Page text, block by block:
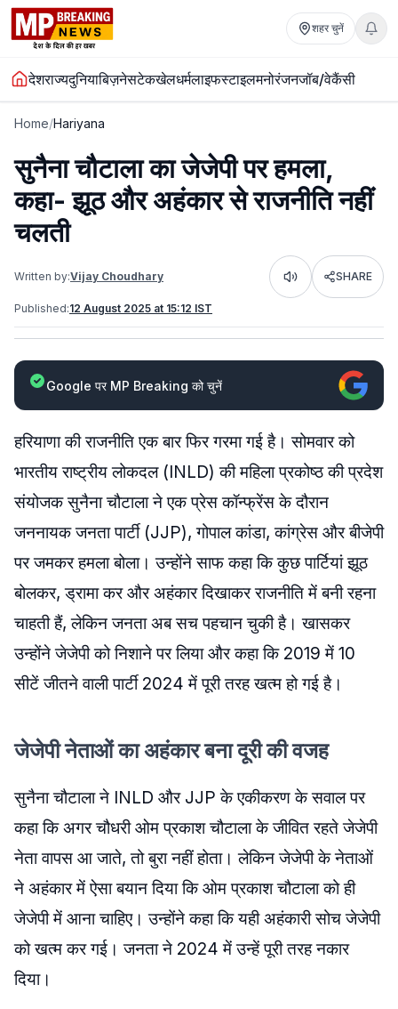
शहर चुनें
देशराज्यदुनियाबिज़नेसटेकखेलधर्मलाइफस्टाइलमनोरंजनजॉब/वेकैंसी
Home/Hariyana
सुनैना चौटाला का जेजेपी पर हमला,
कहा- झूठ और अहंकार से राजनीति नहीं
चलती
Written by:Vijay Choudhary Listen SHARE
Published:12 August 2025 at 15:12 IST
Google पर MP Breaking को चुनें
हरियाणा की राजनीति एक बार फिर गरमा गई है। सोमवार को
भारतीय राष्ट्रीय लोकदल (INLD) की महिला प्रकोष्ठ की प्रदेश
संयोजक सुनैना चौटाला ने एक प्रेस कॉन्फ्रेंस के दौरान
जननायक जनता पार्टी (JJP), गोपाल कांडा, कांग्रेस और बीजेपी
पर जमकर हमला बोला। उन्होंने साफ कहा कि कुछ पार्टियां झूठ
बोलकर, ड्रामा कर और अहंकार दिखाकर राजनीति में बनी रहना
चाहती हैं, लेकिन जनता अब सच पहचान चुकी है। खासकर
उन्होंने जेजेपी को निशाने पर लिया और कहा कि 2019 में 10
सीटें जीतने वाली पार्टी 2024 में पूरी तरह खत्म हो गई है।
जेजेपी नेताओं का अहंकार बना दूरी की वजह
सुनैना चौटाला ने INLD और JJP के एकीकरण के सवाल पर
कहा कि अगर चौधरी ओम प्रकाश चौटाला के जीवित रहते जेजेपी
नेता वापस आ जाते, तो बुरा नहीं होता। लेकिन जेजेपी के नेताओं
ने अहंकार में ऐसा बयान दिया कि ओम प्रकाश चौटाला को ही
जेजेपी में आना चाहिए। उन्होंने कहा कि यही अहंकारी सोच जेजेपी
को खत्म कर गई। जनता ने 2024 में उन्हें पूरी तरह नकार
दिया।